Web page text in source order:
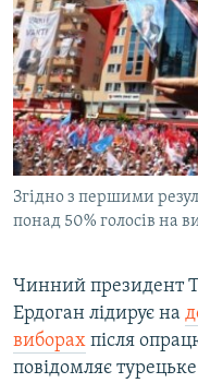
СВІТ
КИТАЙ.ВИКЛИКИ
МУЛЬТИМЕДІА
ФОТО
СПЕЦПРОЄКТИ
ПОДКАСТИ
КРИМ РЕАЛІЇ
УКР
КТАТ
Згідно з першими
понад 50% голосів на
Чинний президент
Ердоган лідирує на
виборах після
повідомляє